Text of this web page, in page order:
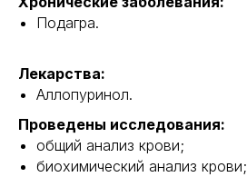
Подагра.
Лекарства:
Аллопуринол.
Проведены исследования:
общий анализ крови;
биохимический анализ крови;